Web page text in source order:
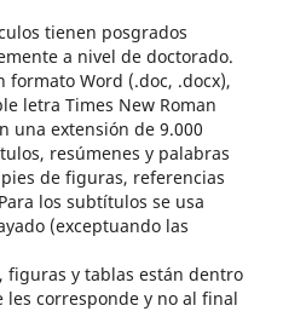
tienen posgrados
a nivel de doctorado.
formato Word (.doc, .docx),
letra Times New Roman
una extensión de 9.000
resúmenes y palabras
de figuras, referencias
los subtítulos se usa
(exceptuando las
figuras y tablas están dentro
corresponde y no al final